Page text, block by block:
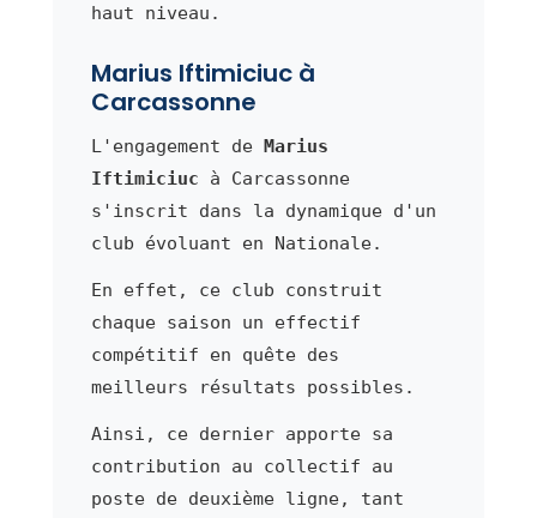
haut niveau.
Marius Iftimiciuc à
Carcassonne
L'engagement de Marius
Iftimiciuc à Carcassonne
s'inscrit dans la dynamique d'un
club évoluant en Nationale.
En effet, ce club construit
chaque saison un effectif
compétitif en quête des
meilleurs résultats possibles.
Ainsi, ce dernier apporte sa
contribution au collectif au
poste de deuxième ligne, tant